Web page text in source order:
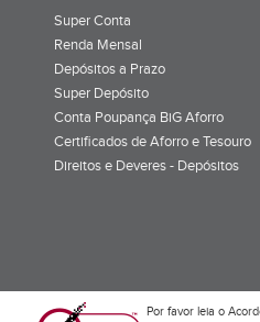
Super Conta
Renda Mensal
Depósitos a Prazo
Super Depósito
Conta Poupança BiG Aforro
Certificados de Aforro e Tesouro
Direitos e Deveres - Depósitos
Por favor leia o